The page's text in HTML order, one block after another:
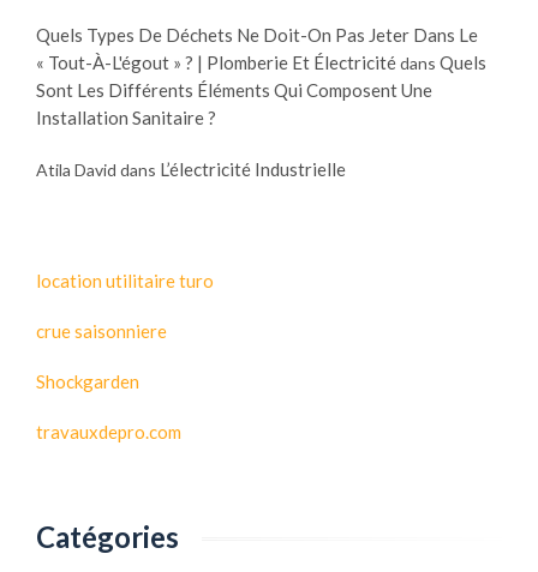
Quels Types De Déchets Ne Doit-On Pas Jeter Dans Le
« Tout-À-L'égout » ? | Plomberie Et Électricitédans Quels
Sont Les Différents Éléments Qui Composent Une
Installation Sanitaire ?
Atila David dans L’électricité Industrielle
location utilitaire turo
crue saisonniere
Shockgarden
travauxdepro.com
Catégories